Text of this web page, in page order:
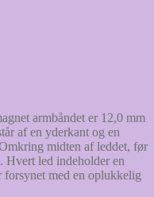
armbåndet er 12,0 mm
af en yderkant og en
midten af leddet, før
Hvert led indeholder en
forsynet med en oplukkelig